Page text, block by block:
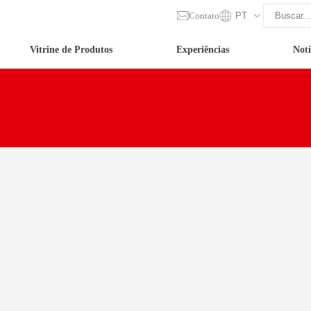
Contato PT
Vitrine de Produtos Experiências